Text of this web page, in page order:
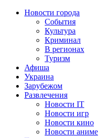
Новости города
События
Культура
Криминал
В регионах
Туризм
Афиша
Украина
Зарубежом
Развлечения
Новости IT
Новости игр
Новости кино
Новости аниме